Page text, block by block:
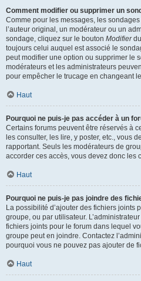
Comment modifier ou supprimer un
Comme pour les messages, les
l’auteur original, un modérateur ou un
sondage, cliquez sur le bouton Modifierdu
toujours celui auquel est associé le
peut modifier une option ou supprimer le
modérateurs et les administrateurs
pour empêcher le trucage en changeant
Haut
Pourquoi ne puis-je pas accéder à un
Certains forums peuvent être réservés à
les consulter, les lire, y poster, etc., vous
rapportant. Seuls les modérateurs de
accorder ces accès, vous devez donc les
Haut
Pourquoi ne puis-je pas joindre des
La possibilité d’ajouter des fichiers joints
groupe, ou par utilisateur.
fichiers joints pour le forum dans lequel
groupe peut en joindre. Contactez
pourquoi vous ne pouvez pas ajouter de
Haut